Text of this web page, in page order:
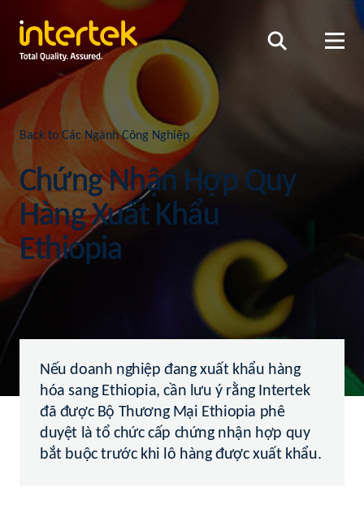
Back to Các Ngành Công Nghiệp
Chứng Nhận Hợp Quy
Hàng Xuất Khẩu
Ethiopia
Nếu doanh nghiệp đang xuất khẩu hàng
hóa sang Ethiopia, cần lưu ý rằng Intertek
đã được Bộ Thương Mại Ethiopia phê
duyệt là tổ chức cấp chứng nhận hợp quy
bắt buộc trước khi lô hàng được xuất khẩu.